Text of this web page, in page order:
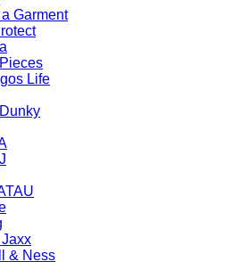
Garment
Life
& Ness